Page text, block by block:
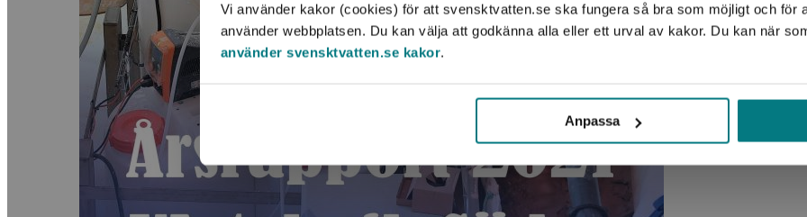
Vi använder kakor (cookies) för att svensktvatten.se ska fungera så bra som möjligt och för
använder webbplatsen. Du kan välja att godkänna alla eller ett urval av kakor. Du kan när
använder svensktvatten.se kakor.
Anpassa